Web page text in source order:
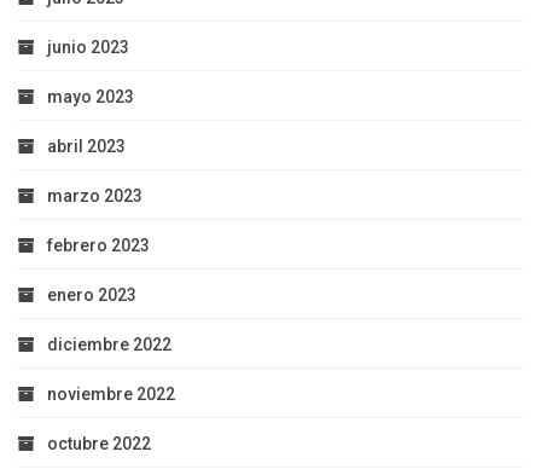
junio 2023
mayo 2023
abril 2023
marzo 2023
febrero 2023
enero 2023
diciembre 2022
noviembre 2022
octubre 2022